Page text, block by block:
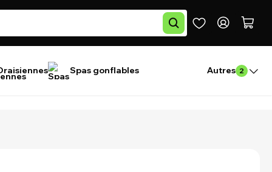
Spas gonflables Autres 2